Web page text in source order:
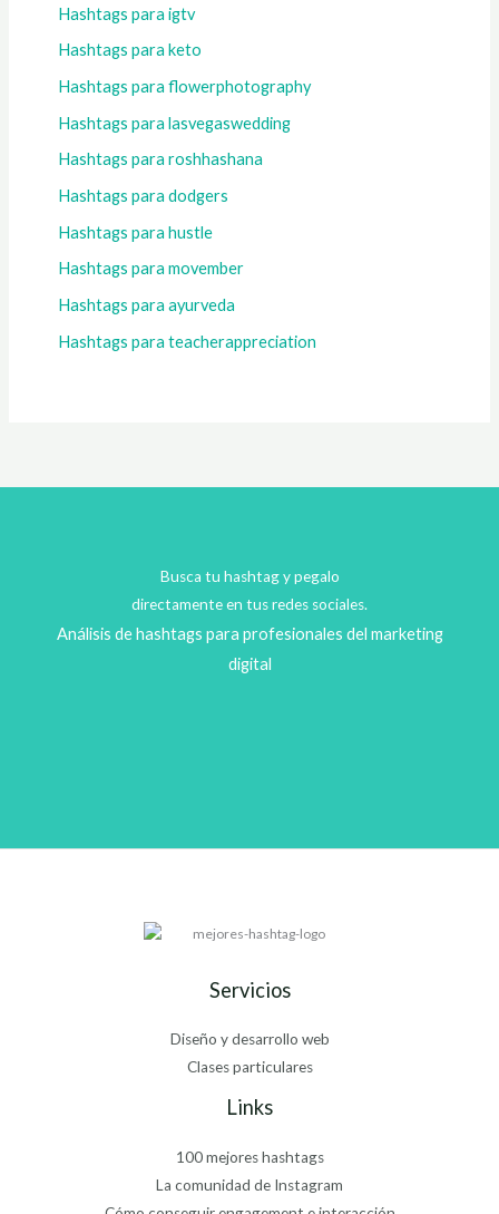
Hashtags para igtv
Hashtags para keto
Hashtags para flowerphotography
Hashtags para lasvegaswedding
Hashtags para roshhashana
Hashtags para dodgers
Hashtags para hustle
Hashtags para movember
Hashtags para ayurveda
Hashtags para teacherappreciation
Busca tu hashtag y pegalo
directamente en tus redes sociales.
Análisis de hashtags para profesionales del marketing
digital
Servicios
Diseño y desarrollo web
Clases particulares
Links
100 mejores hashtags
La comunidad de Instagram